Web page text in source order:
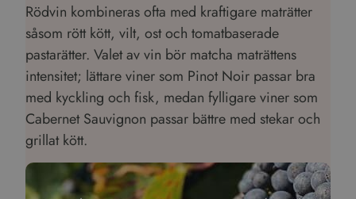
Rödvin kombineras ofta med kraftigare maträtter
såsom rött kött, vilt, ost och tomatbaserade
pastarätter. Valet av vin bör matcha maträttens
intensitet; lättare viner som Pinot Noir passar bra
med kyckling och fisk, medan fylligare viner som
Cabernet Sauvignon passar bättre med stekar och
grillat kött.